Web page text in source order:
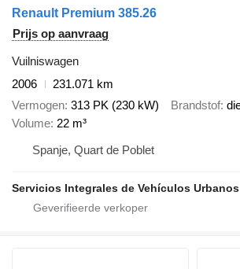
Renault Premium 385.26
Prijs op aanvraag
Vuilniswagen
2006
231.071 km
Vermogen 313 PK (230 kW) Brandstof
Volume 22 m³
Spanje, Quart de Poblet
Servicios Integrales de Vehículos Urbanos